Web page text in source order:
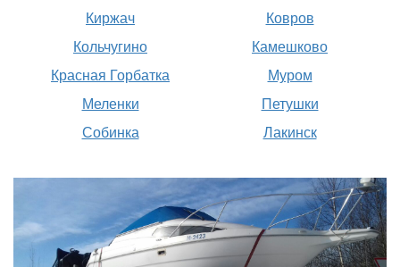
Киржач
Кольчугино
Красная Горбатка
Меленки
Собинка
Ковров
Камешково
Муром
Петушки
Лакинск